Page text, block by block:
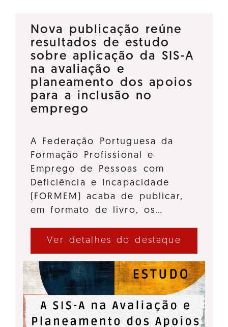
Nova publicação reúne
resultados de estudo
sobre aplicação da SIS-A
na avaliação e
planeamento dos apoios
para a inclusão no
emprego
A Federação Portuguesa da
Formação Profissional e
Emprego de Pessoas com
Deficiência e Incapacidade
(FORMEM) acaba de publicar,
em formato de livro, os…
Ver detalhes do destaque